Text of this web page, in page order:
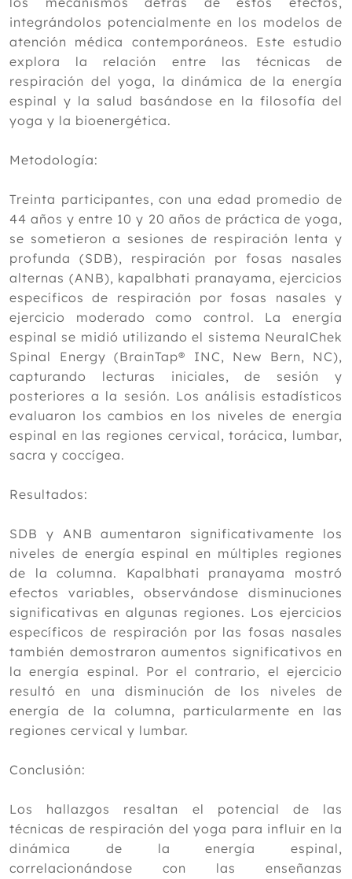
Febrero
Aumentar la longevidad humana en la
era moderna
Análisis neurodinámico de yoga con
diversas técnicas de respiración
Aceite de manzanilla sobre la calidad
del sueño en adultos jóvenes con
insomnio
Eficacia de la acupuntura para aliviar
el dolor postoperatorio
El mito de comer huevos
Meditación cíclica y calidad del sueño:
una revisión
Exploración del efecto analgésico de la
acupuntura en la osteoartritis de rodilla
Chía, sésamo, girasol y lino: los
multibeneficios de 4 minisemillas
Enero
2024
2023
2022
2021
2018
2017
2015
2014
2013
2012
integrándolos potencialmente en los modelos de
atención médica contemporáneos. Este estudio
explora la relación entre las técnicas de
respiración del yoga, la dinámica de la energía
espinal y la salud basándose en la filosofía del
yoga y la bioenergética.
Metodología:
Treinta participantes, con una edad promedio de
44 años y entre 10 y 20 años de práctica de yoga,
se sometieron a sesiones de respiración lenta y
profunda (SDB), respiración por fosas nasales
alternas (ANB), kapalbhati pranayama, ejercicios
específicos de respiración por fosas nasales y
ejercicio moderado como control. La energía
espinal se midió utilizando el sistema NeuralChek
Spinal Energy (BrainTap® INC, New Bern, NC),
capturando lecturas iniciales, de sesión y
posteriores a la sesión. Los análisis estadísticos
evaluaron los cambios en los niveles de energía
espinal en las regiones cervical, torácica, lumbar,
sacra y coccígea.
Resultados:
SDB y ANB aumentaron significativamente los
niveles de energía espinal en múltiples regiones
de la columna. Kapalbhati pranayama mostró
efectos variables, observándose disminuciones
significativas en algunas regiones. Los ejercicios
específicos de respiración por las fosas nasales
también demostraron aumentos significativos en
la energía espinal. Por el contrario, el ejercicio
resultó en una disminución de los niveles de
energía de la columna, particularmente en las
regiones cervical y lumbar.
Conclusión:
Los hallazgos resaltan el potencial de las
técnicas de respiración del yoga para influir en la
dinámica de la energía espinal,
correlacionándose con las enseñanzas